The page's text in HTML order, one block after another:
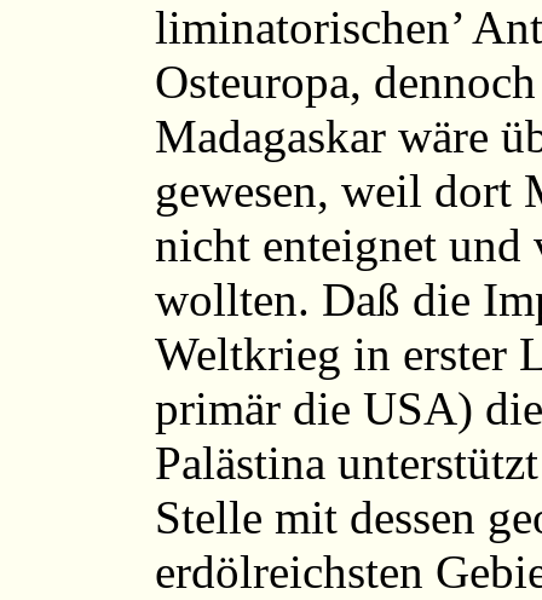
liminatorischen’
Osteuropa,
Madagaskar wäre
gewesen, weil dort
nicht enteignet und
wollten. Daß die
Weltkrieg in erster
primär die USA)
Palästina
Stelle mit dessen
erdölreichsten